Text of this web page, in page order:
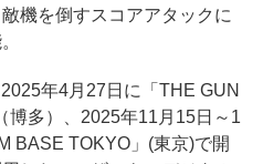
機を倒すスコアアタックに
年4月27日に「THE GUN
博多）、2025年11月15日～1
BASE TOKYO」(東京)で開